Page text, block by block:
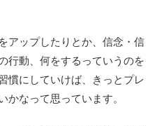
アップしたりとか、信念・信
行動、何をするっていうのを
慣にしていけば、きっとプレ
かなって思っています。